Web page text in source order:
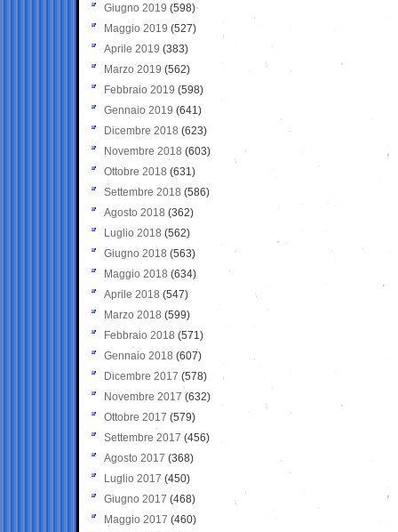
Giugno 2019 (598)
Maggio 2019 (527)
Aprile 2019 (383)
Marzo 2019 (562)
Febbraio 2019 (598)
Gennaio 2019 (641)
Dicembre 2018 (623)
Novembre 2018 (603)
Ottobre 2018 (631)
Settembre 2018 (586)
Agosto 2018 (362)
Luglio 2018 (562)
Giugno 2018 (563)
Maggio 2018 (634)
Aprile 2018 (547)
Marzo 2018 (599)
Febbraio 2018 (571)
Gennaio 2018 (607)
Dicembre 2017 (578)
Novembre 2017 (632)
Ottobre 2017 (579)
Settembre 2017 (456)
Agosto 2017 (368)
Luglio 2017 (450)
Giugno 2017 (468)
Maggio 2017 (460)